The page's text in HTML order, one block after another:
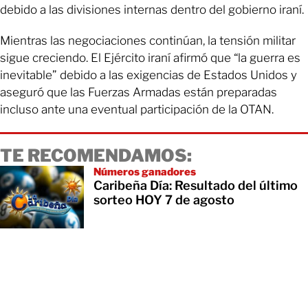
debido a las divisiones internas dentro del gobierno iraní.
Mientras las negociaciones continúan, la tensión militar
sigue creciendo. El Ejército iraní afirmó que “la guerra es
inevitable” debido a las exigencias de Estados Unidos y
aseguró que las Fuerzas Armadas están preparadas
incluso ante una eventual participación de la OTAN.
TE RECOMENDAMOS:
Números ganadores
Caribeña Día: Resultado del último
sorteo HOY 7 de agosto